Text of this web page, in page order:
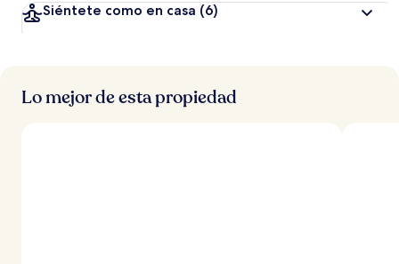
Siéntete como en casa (6)
Lo mejor de esta propiedad